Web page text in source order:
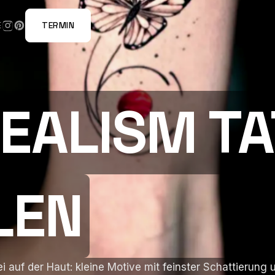
TERMIN
auf der Haut: kleine Motive mit feinster Schattierung
auf der Haut: kleine Motive mit feinster Schattierung